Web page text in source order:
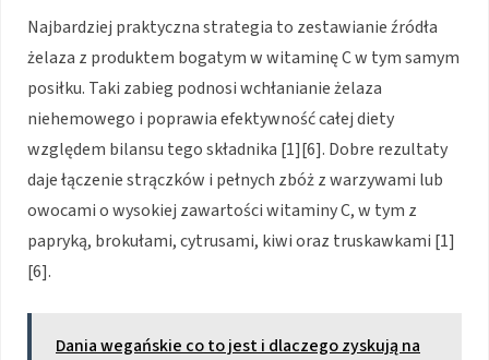
Najbardziej praktyczna strategia to zestawianie źródła
żelaza z produktem bogatym w witaminę C w tym samym
posiłku. Taki zabieg podnosi wchłanianie żelaza
niehemowego i poprawia efektywność całej diety
względem bilansu tego składnika [1][6]. Dobre rezultaty
daje łączenie strączków i pełnych zbóż z warzywami lub
owocami o wysokiej zawartości witaminy C, w tym z
papryką, brokułami, cytrusami, kiwi oraz truskawkami [1]
[6].
Dania wegańskie co to jest i dlaczego zyskują na